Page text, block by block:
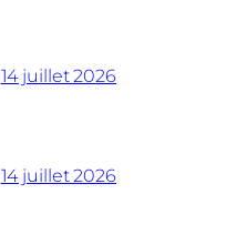
14 juillet 2026
14 juillet 2026